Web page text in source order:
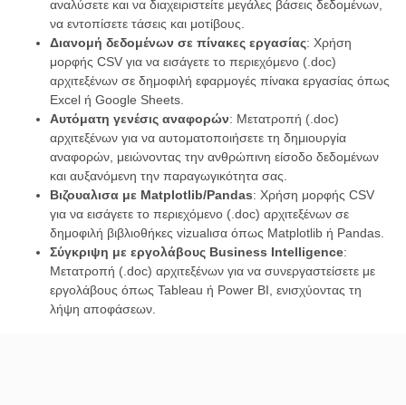
αναλύσετε και να διαχειριστείτε μεγάλες βάσεις δεδομένων,
να εντοπίσετε τάσεις και μοτίβους.
Διανομή δεδομένων σε πίνακες εργασίας: Χρήση
μορφής CSV για να εισάγετε το περιεχόμενο (.doc)
αρχιτεξένων σε δημοφιλή εφαρμογές πίνακα εργασίας όπως
Excel ή Google Sheets.
Αυτόματη γενέσις αναφορών: Μετατροπή (.doc)
αρχιτεξένων για να αυτοματοποιήσετε τη δημιουργία
αναφορών, μειώνοντας την ανθρώπινη είσοδο δεδομένων
και αυξανόμενη την παραγωγικότητα σας.
Βιζουαλισα με Matplotlib/Pandas: Χρήση μορφής CSV
για να εισάγετε το περιεχόμενο (.doc) αρχιτεξένων σε
δημοφιλή βιβλιοθήκες vizualισα όπως Matplotlib ή Pandas.
Σύγκριψη με εργολάβους Business Intelligence:
Μετατροπή (.doc) αρχιτεξένων για να συνεργαστείσετε με
εργολάβους όπως Tableau ή Power BI, ενισχύοντας τη
λήψη αποφάσεων.